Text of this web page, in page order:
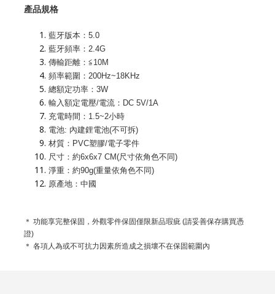
產品規格
藍牙版本：5.0
藍牙頻率：2.4G
傳輸距離：≦10M
頻率範圍：200Hz~18KHz
總額定功率：3W
輸入額定電壓/電流：DC 5V/1A
充電時間：1.5~2小時
電池: 內建鋰電池(不可拆)
材質：PVC塑膠/電子零件
尺寸：約6x6x7 CM(尺寸依角色不同)
淨重：約90g(重量依角色不同)
原產地：中國
＊ 功能享完整保固，外觀零件保固僅限新品瑕疵 (請妥善保存購買憑
證)
＊ 各項人為或不可抗力因素所造成之損壞不在保固範圍內